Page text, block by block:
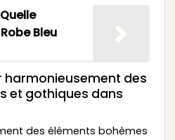
Quelle
Bleu
des
et gothiques dans
des éléments bohèmes